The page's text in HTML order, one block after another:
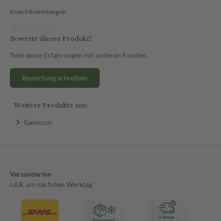
0 von 0 Bewertungen
Bewerte dieses Produkt!
Teile deine Erfahrungen mit anderen Kunden.
Bewertung schreiben
Weitere Produkte aus:
Gaviscon
Versandarten
i.d.R. am nächsten Werktag